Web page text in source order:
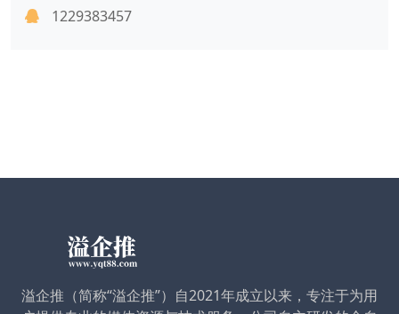
1229383457
溢企推（简称“溢企推”）自2021年成立以来，专注于为用